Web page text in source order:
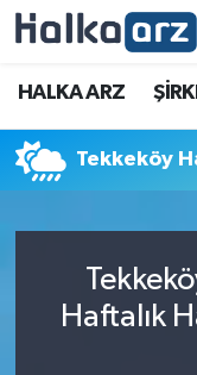
HALKA ARZ
Tekkeköy
Haftalık
HALKA ARZ
SERMAYE
TEMETTÜ
İletişim